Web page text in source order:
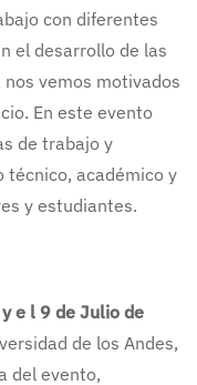
con diferentes
el desarrollo de las
vemos motivados
En este evento
de trabajo y
técnico, académico y
y estudiantes.
e l 9 de Julio de
de los Andes,
del evento,